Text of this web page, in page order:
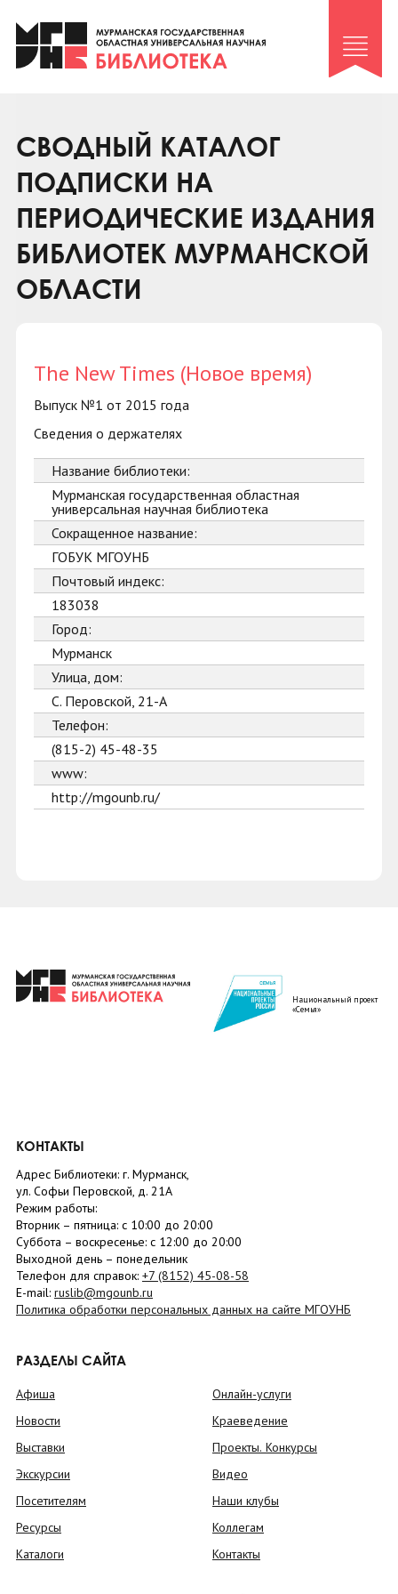
Клуб «Гиря и сельдерей»
Клуб «Семейный архив»
Коллегам
Контакты
СВОДНЫЙ КАТАЛОГ
ПОДПИСКИ НА
ПЕРИОДИЧЕСКИЕ ИЗДАНИЯ
БИБЛИОТЕК МУРМАНСКОЙ
ОБЛАСТИ
The New Times (Новое время)
Выпуск №1 от 2015 года
Сведения о держателях
Название библиотеки:
Мурманская государственная областная
универсальная научная библиотека
Сокращенное название:
ГОБУК МГОУНБ
Почтовый индекс:
183038
Город:
Мурманск
Улица, дом:
С. Перовской, 21-А
Телефон:
(815-2) 45-48-35
www:
http://mgounb.ru/
Национальный проект
«Семья»
КОНТАКТЫ
Адрес Библиотеки: г. Мурманск,
ул. Софьи Перовской, д. 21А
Режим работы:
Вторник – пятница: с 10:00 до 20:00
Суббота – воскресенье: c 12:00 до 20:00
Выходной день – понедельник
Телефон для справок: +7 (8152) 45-08-58
E-mail: ruslib@mgounb.ru
Политика обработки персональных данных на сайте МГОУНБ
РАЗДЕЛЫ САЙТА
Афиша
Новости
Выставки
Экскурсии
Посетителям
Ресурсы
Каталоги
Онлайн-услуги
Краеведение
Проекты. Конкурсы
Видео
Наши клубы
Коллегам
Контакты